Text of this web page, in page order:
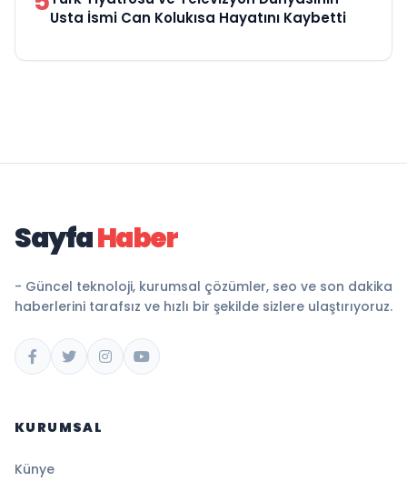
Usta İsmi Can Kolukısa Hayatını Kaybetti
SayfaHaber
- Güncel teknoloji, kurumsal çözümler, seo ve son dakika
haberlerini tarafsız ve hızlı bir şekilde sizlere ulaştırıyoruz.
KURUMSAL
Künye